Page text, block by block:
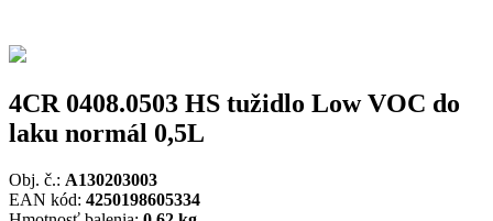
4CR 0408.0503 HS tužidlo Low VOC do
laku normál 0,5L
Obj. č.: A130203003
EAN kód: 4250198605334